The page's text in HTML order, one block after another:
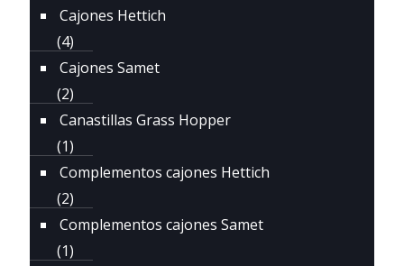
Cajones Hettich
(4)
Cajones Samet
(2)
Canastillas Grass Hopper
(1)
Complementos cajones Hettich
(2)
Complementos cajones Samet
(1)